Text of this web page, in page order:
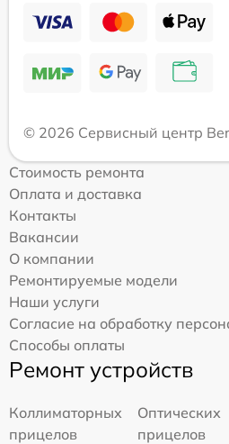
© 2026 Сервисный центр
Стоимость ремонта
Оплата и доставка
Контакты
Вакансии
О компании
Ремонтируемые модели
Наши услуги
Согласие на обработку
Способы оплаты
Ремонт устройств
Коллиматорных
прицелов
Оптических
прицелов